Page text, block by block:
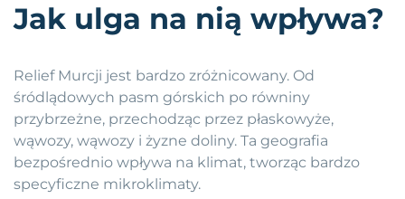
Jak ulga na nią wpływa?
Relief Murcji jest bardzo zróżnicowany. Od
śródlądowych pasm górskich po równiny
przybrzeżne, przechodząc przez płaskowyże,
wąwozy, wąwozy i żyzne doliny. Ta geografia
bezpośrednio wpływa na klimat, tworząc bardzo
specyficzne mikroklimaty.